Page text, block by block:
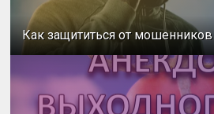
Как защититься от мошенников